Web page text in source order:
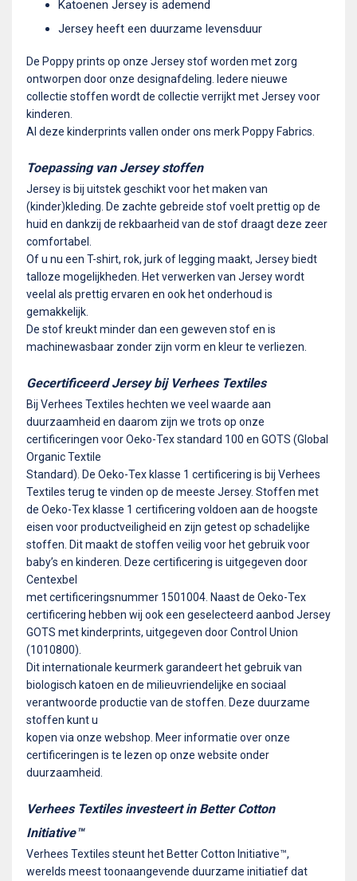
Katoenen Jersey is ademend
Jersey heeft een duurzame levensduur
De Poppy prints op onze Jersey stof worden met zorg
ontworpen door onze designafdeling. Iedere nieuwe
collectie stoffen wordt de collectie verrijkt met Jersey voor
kinderen.
Al deze kinderprints vallen onder ons merk Poppy Fabrics.
Toepassing van Jersey stoffen
Jersey is bij uitstek geschikt voor het maken van
(kinder)kleding. De zachte gebreide stof voelt prettig op de
huid en dankzij de rekbaarheid van de stof draagt deze zeer
comfortabel.
Of u nu een T-shirt, rok, jurk of legging maakt, Jersey biedt
talloze mogelijkheden. Het verwerken van Jersey wordt
veelal als prettig ervaren en ook het onderhoud is
gemakkelijk.
De stof kreukt minder dan een geweven stof en is
machinewasbaar zonder zijn vorm en kleur te verliezen.
Gecertificeerd Jersey bij Verhees Textiles
Bij Verhees Textiles hechten we veel waarde aan
duurzaamheid en daarom zijn we trots op onze
certificeringen voor Oeko-Tex standard 100 en GOTS (Global
Organic Textile
Standard). De Oeko-Tex klasse 1 certificering is bij Verhees
Textiles terug te vinden op de meeste Jersey. Stoffen met
de Oeko-Tex klasse 1 certificering voldoen aan de hoogste
eisen voor productveiligheid en zijn getest op schadelijke
stoffen. Dit maakt de stoffen veilig voor het gebruik voor
baby’s en kinderen. Deze certificering is uitgegeven door
Centexbel
met certificeringsnummer 1501004. Naast de Oeko-Tex
certificering hebben wij ook een geselecteerd aanbod Jersey
GOTS met kinderprints, uitgegeven door Control Union
(1010800).
Dit internationale keurmerk garandeert het gebruik van
biologisch katoen en de milieuvriendelijke en sociaal
verantwoorde productie van de stoffen. Deze duurzame
stoffen kunt u
kopen via onze webshop. Meer informatie over onze
certificeringen is te lezen op onze website onder
duurzaamheid.
Verhees Textiles investeert in Better Cotton
Initiative™
Verhees Textiles steunt het Better Cotton Initiative™,
werelds meest toonaangevende duurzame initiatief dat